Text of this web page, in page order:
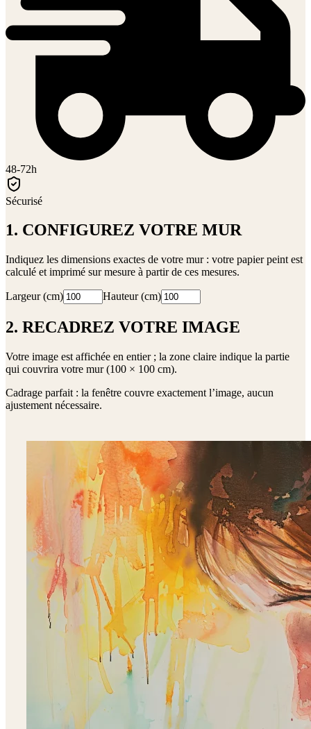
48-72h
Sécurisé
1. CONFIGUREZ VOTRE MUR
Indiquez les dimensions exactes de votre mur : votre papier peint est
calculé et imprimé sur mesure à partir de ces mesures.
Largeur (cm) Hauteur (cm)
2. RECADREZ VOTRE IMAGE
Votre image est affichée en entier ; la zone claire indique la partie
qui couvrira votre mur (100 × 100 cm).
Cadrage parfait : la fenêtre couvre exactement l’image, aucun
ajustement nécessaire.